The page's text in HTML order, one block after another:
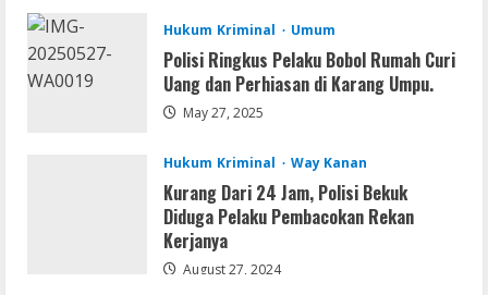
Umum
Profil AKBP Ramadhona, Eks Perwira
Brimob Papua Kini Jabat Kapolres Way
Kanan
August 5, 2026
Umum
Profil AKBP Ramadhona, Eks Perwira
Brimob Papua Kini Jabat Kapolres Way
Kanan,Masyarakat Ogan Di Lampung
Hukum Kriminal Umum
Polisi Ringkus Pelaku Bobol Rumah Curi
Uang dan Perhiasan di Karang Umpu.
May 27, 2025
Hukum Kriminal Way Kanan
Kurang Dari 24 Jam, Polisi Bekuk
Diduga Pelaku Pembacokan Rekan
Kerjanya
August 27, 2024